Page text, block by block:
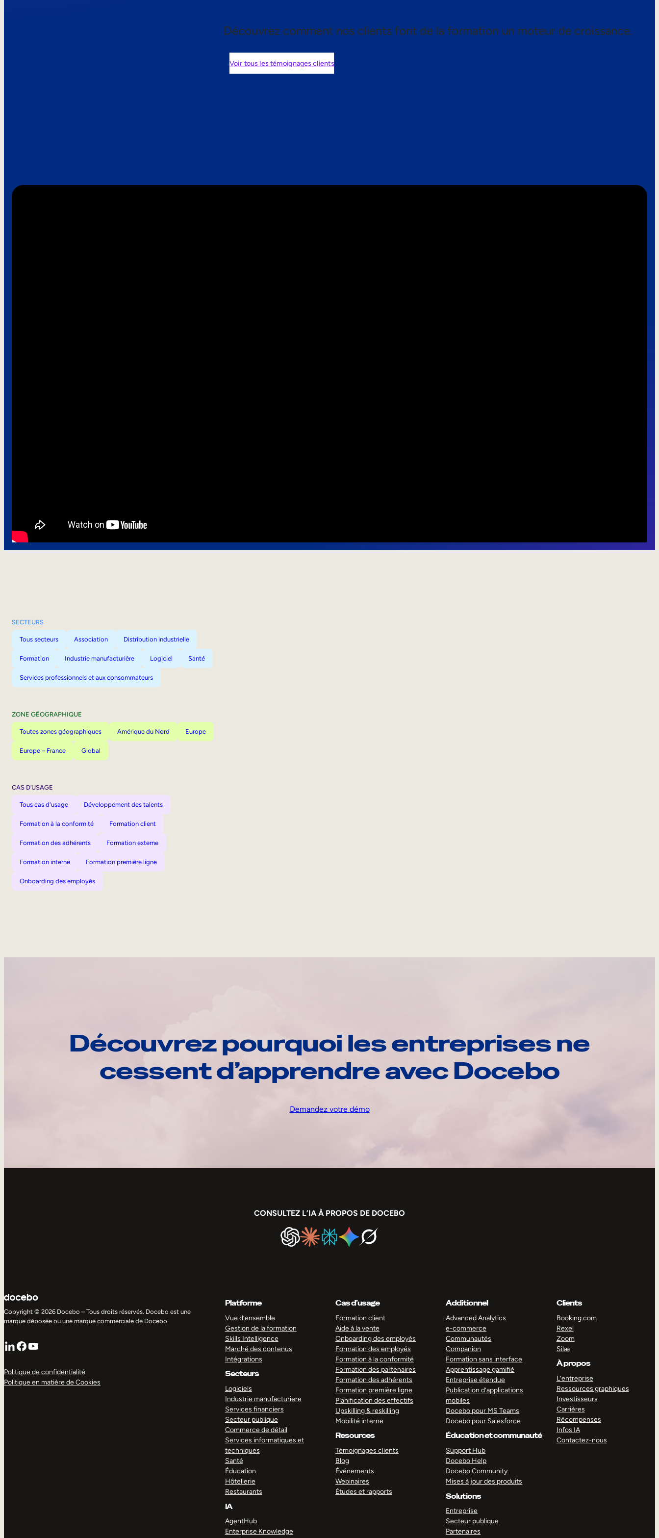
Découvrez comment nos clients font de la formation un moteur de croissance.
Voir tous les témoignages clients
SECTEURS
Tous secteurs Association Distribution industrielle
Formation Industrie manufacturière Logiciel Santé
Services professionnels et aux consommateurs
ZONE GÉOGRAPHIQUE
Toutes zones géographiques Amérique du Nord Europe
Europe – France Global
CAS D’USAGE
Tous cas d'usage Développement des talents
Formation à la conformité Formation client
Formation des adhérents Formation externe
Formation interne Formation première ligne
Onboarding des employés
Découvrez pourquoi les entreprises ne
cessent d’apprendre avec Docebo
Demandez votre démo
CONSULTEZ L’IA À PROPOS DE DOCEBO
Copyright © 2026 Docebo – Tous droits réservés. Docebo est une
marque déposée ou une marque commerciale de Docebo.
LinkedIn
Facebook
YouTube
Politique de confidentialité
Politique en matière de Cookies
Platforme
Vue d’ensemble
Gestion de la formation
Skills Intelligence
Marché des contenus
Intégrations
Secteurs
Logiciels
Industrie manufacturiere
Services financiers
Secteur publique
Commerce de détail
Services informatiques et
techniques
Santé
Éducation
Hôtellerie
Restaurants
IA
AgentHub
Enterprise Knowledge
Cas d’usage
Formation client
Aide à la vente
Onboarding des employés
Formation des employés
Formation à la conformité
Formation des partenaires
Formation des adhérents
Formation première ligne
Planification des effectifs
Upskilling & reskilling
Mobilité interne
Resources
Témoignages clients
Blog
Événements
Webinaires
Études et rapports
Additionnel
Advanced Analytics
e-commerce
Communautés
Companion
Formation sans interface
Apprentissage gamifié
Entreprise étendue
Publication d’applications
mobiles
Docebo pour MS Teams
Docebo pour Salesforce
Éducation et communauté
Support Hub
Docebo Help
Docebo Community
Mises à jour des produits
Solutions
Entreprise
Secteur publique
Partenaires
Clients
Booking.com
Rexel
Zoom
Silæ
À propos
L’entreprise
Ressources graphiques
Investisseurs
Carrières
Récompenses
Infos IA
Contactez-nous